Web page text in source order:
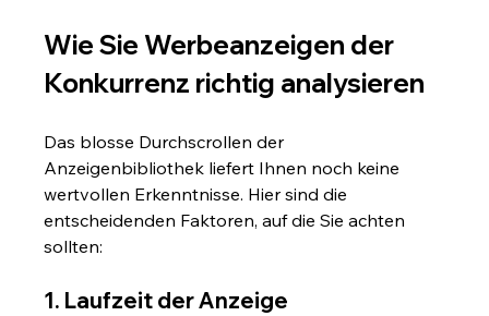
Wie Sie Werbeanzeigen der
Konkurrenz richtig analysieren
Das blosse Durchscrollen der
Anzeigenbibliothek liefert Ihnen noch keine
wertvollen Erkenntnisse. Hier sind die
entscheidenden Faktoren, auf die Sie achten
sollten:
1. Laufzeit der Anzeige